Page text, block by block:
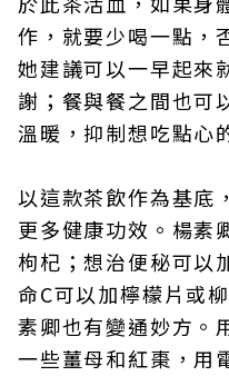
作，就要少喝一點，
她建議可以一早起來
謝；餐與餐之間也可
溫暖，抑制想吃點心
以這款茶飲作為基底
更多健康功效。楊素
枸杞；想治便秘可以
命C可以加檸檬片或
素卿也有變通妙方。
一些薑母和紅棗，用